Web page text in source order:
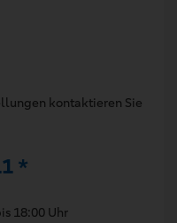
kontaktieren Sie
*
18:00 Uhr